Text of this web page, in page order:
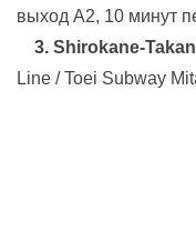
выход А2, 10 минут
3. Shirokane-
Line / Toei Subway